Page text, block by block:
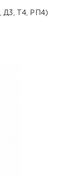
Д3, Т4, РП4)